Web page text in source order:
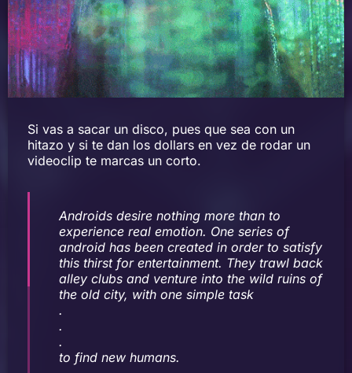
Si vas a sacar un disco, pues que sea con un
hitazo y si te dan los dollars en vez de rodar un
videoclip te marcas un corto.
Androids desire nothing more than to
experience real emotion. One series of
android has been created in order to satisfy
this thirst for entertainment. They trawl back
alley clubs and venture into the wild ruins of
the old city, with one simple task
.
.
.
to find new humans.